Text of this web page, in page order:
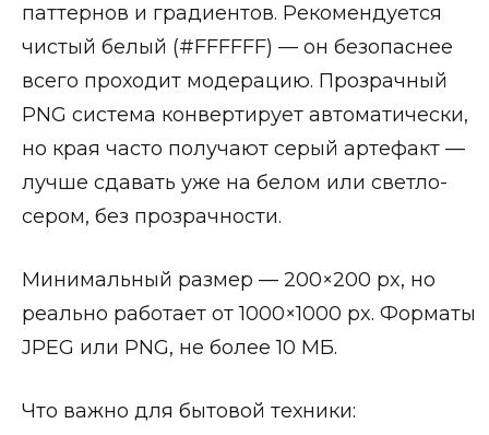
паттернов и градиентов. Рекомендуется
чистый белый (#FFFFFF) — он безопаснее
всего проходит модерацию. Прозрачный
PNG система конвертирует автоматически,
но края часто получают серый артефакт —
лучше сдавать уже на белом или светло-
сером, без прозрачности.
Минимальный размер — 200×200 px, но
реально работает от 1000×1000 px. Форматы
JPEG или PNG, не более 10 МБ.
Что важно для бытовой техники: